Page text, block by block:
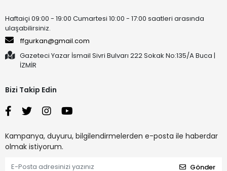
Haftaiçi 09:00 - 19:00 Cumartesi 10:00 - 17:00 saatleri arasında
ulaşabilirsiniz.
ffgurkan@gmail.com
Gazeteci Yazar İsmail Sivri Bulvarı 222 Sokak No:135/A Buca |
İZMİR
Bizi Takip Edin
Kampanya, duyuru, bilgilendirmelerden e-posta ile haberdar
olmak istiyorum.
Gönder